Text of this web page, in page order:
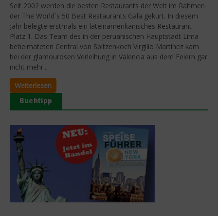
Seit 2002 werden die besten Restaurants der Welt im Rahmen
der The World´s 50 Best Restaurants Gala gekürt. In diesem
Jahr belegte erstmals ein lateinamerikanisches Restaurant
Platz 1. Das Team des in der peruanischen Hauptstadt Lima
beheimateten Central von Spitzenkoch Virgilio Martinez kam
bei der glamourösen Verleihung in Valencia aus dem Feiern gar
nicht mehr...
Weiterlesen
Buchtipp